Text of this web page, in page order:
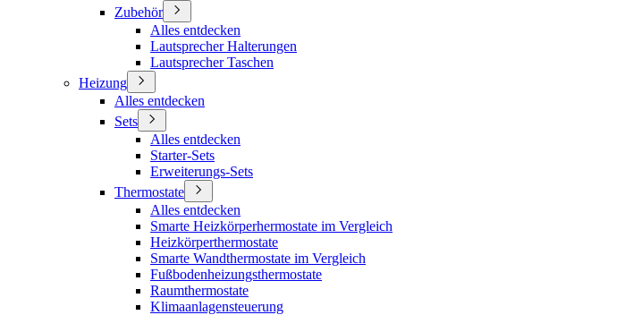
Zubehör
Alles entdecken
Lautsprecher Halterungen
Lautsprecher Taschen
Heizung
Alles entdecken
Sets
Alles entdecken
Starter-Sets
Erweiterungs-Sets
Thermostate
Alles entdecken
Smarte Heizkörperhermostate im Vergleich
Heizkörperthermostate
Smarte Wandthermostate im Vergleich
Fußbodenheizungsthermostate
Raumthermostate
Klimaanlagensteuerung